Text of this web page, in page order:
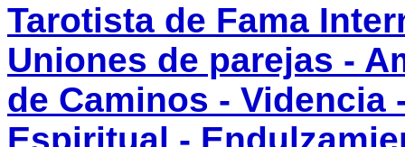
Tarotista de Fama
Uniones de parejas -
de Caminos - Videncia